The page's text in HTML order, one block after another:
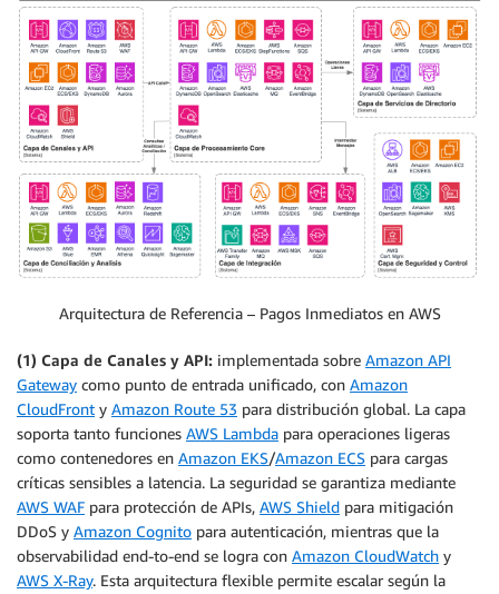
Arquitectura de Referencia – Pagos Inmediatos en AWS
(1) Capa de Canales y API: implementada sobre Amazon API
Gateway como punto de entrada unificado, con Amazon
CloudFront y Amazon Route 53 para distribución global. La capa
soporta tanto funciones AWS Lambda para operaciones ligeras
como contenedores en Amazon EKS/Amazon ECS para cargas
críticas sensibles a latencia. La seguridad se garantiza mediante
AWS WAF para protección de APIs, AWS Shield para mitigación
DDoS y Amazon Cognito para autenticación, mientras que la
observabilidad end-to-end se logra con Amazon CloudWatch y
AWS X-Ray. Esta arquitectura flexible permite escalar según la